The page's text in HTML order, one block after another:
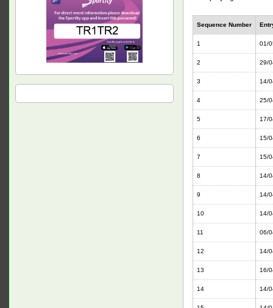
Sequence Number
1 01/
2 29/
3 14/
4 25/
5 17/
6 15/
7 15/
8 14/
9 14/
10 14/
11 06/
12 14/
13 16/
14 14/